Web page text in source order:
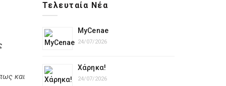
και
Τελευταία Νέα
MyCenae
24/07/2026
Χάρηκα!
24/07/2026